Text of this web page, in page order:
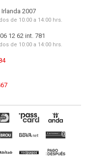
2007
de 10:00 a 14:00 hrs.
12 62 int. 781
de 10:00 a 14:00 hrs.